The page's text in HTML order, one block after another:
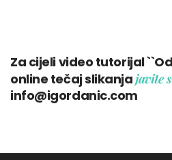
Za cijeli video tutorijal
online tečaj slikanjajavite
info@igordanic.com